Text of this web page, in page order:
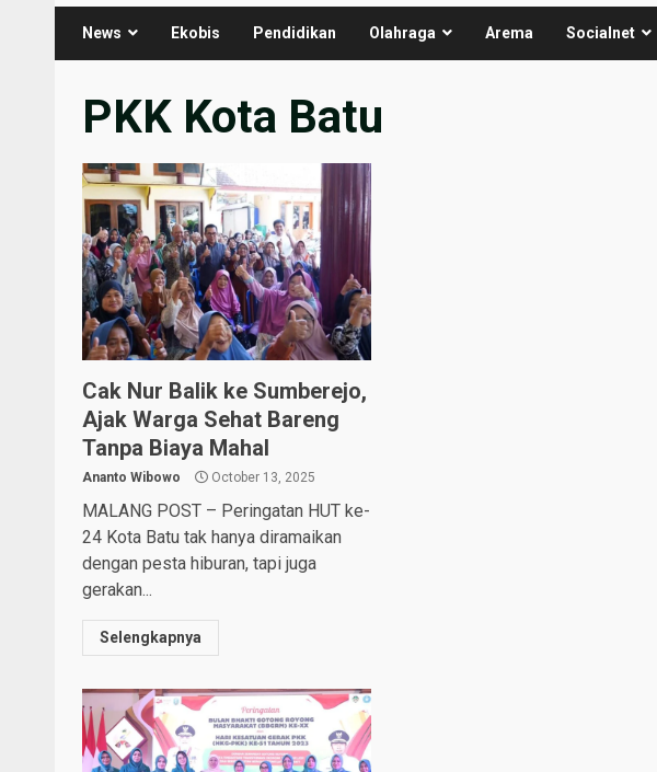
News Ekobis Pendidikan Olahraga Arema Socialnet
PKK Kota Batu
Cak Nur Balik ke Sumberejo,
Ajak Warga Sehat Bareng
Tanpa Biaya Mahal
Ananto Wibowo October 13, 2025
MALANG POST – Peringatan HUT ke-
24 Kota Batu tak hanya diramaikan
dengan pesta hiburan, tapi juga
gerakan...
Selengkapnya